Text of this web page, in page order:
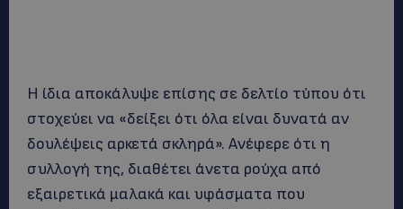
Η ίδια αποκάλυψε επίσης σε δελτίο τύπου ότι
στοχεύει να «δείξει ότι όλα είναι δυνατά αν
δουλέψεις αρκετά σκληρά». Ανέφερε ότι η
συλλογή της, διαθέτει άνετα ρούχα από
εξαιρετικά μαλακά και υφάσματα που